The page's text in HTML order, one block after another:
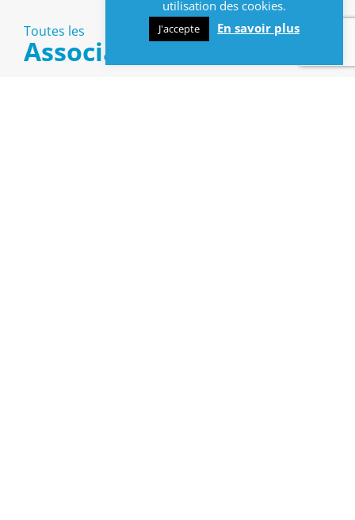
Toutes les
Associations
utilisation des cookies.
J'accepte En savoir plus